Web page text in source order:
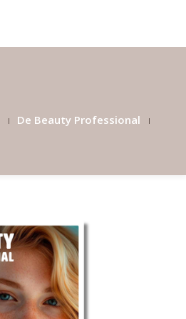
De Beauty Professional